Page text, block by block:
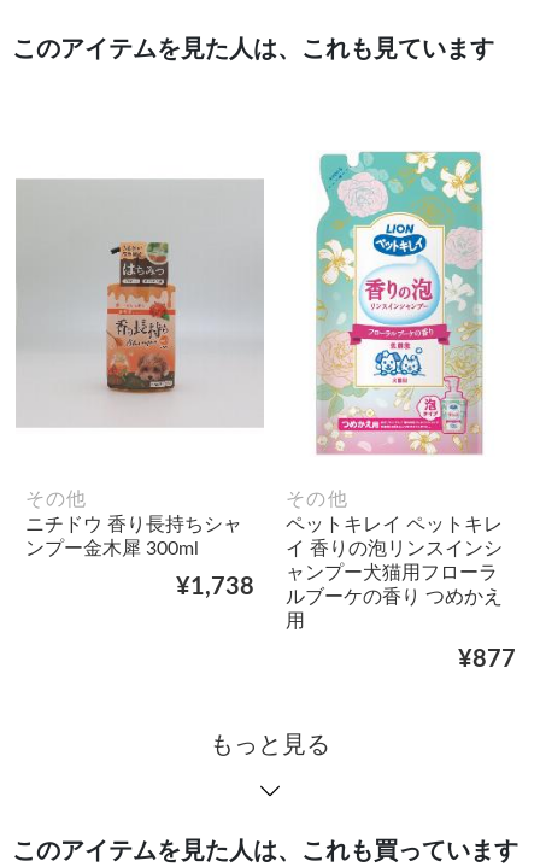
このアイテムを見た人は、これも見ています
その他
ニチドウ 香り長持ちシャ
ンプー金木犀 300ml
¥1,738
その他
ペットキレイ ペットキレ
イ 香りの泡リンスインシ
ャンプー犬猫用フローラ
ルブーケの香り つめかえ
用
¥877
もっと見る
このアイテムを見た人は、これも買っています